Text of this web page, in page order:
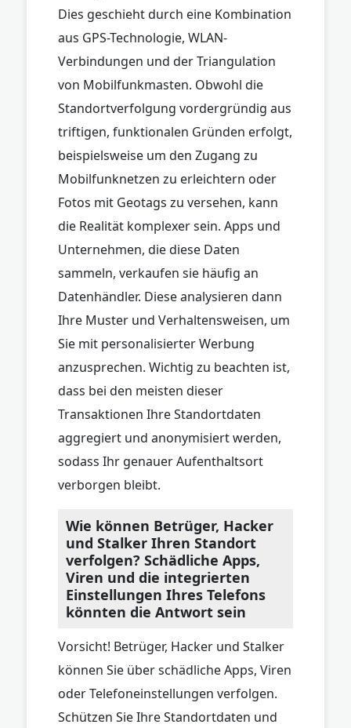
Dies geschieht durch eine Kombination
aus GPS-Technologie, WLAN-
Verbindungen und der Triangulation
von Mobilfunkmasten. Obwohl die
Standortverfolgung vordergründig aus
triftigen, funktionalen Gründen erfolgt,
beispielsweise um den Zugang zu
Mobilfunknetzen zu erleichtern oder
Fotos mit Geotags zu versehen, kann
die Realität komplexer sein. Apps und
Unternehmen, die diese Daten
sammeln, verkaufen sie häufig an
Datenhändler. Diese analysieren dann
Ihre Muster und Verhaltensweisen, um
Sie mit personalisierter Werbung
anzusprechen. Wichtig zu beachten ist,
dass bei den meisten dieser
Transaktionen Ihre Standortdaten
aggregiert und anonymisiert werden,
sodass Ihr genauer Aufenthaltsort
verborgen bleibt.
Wie können Betrüger, Hacker
und Stalker Ihren Standort
verfolgen? Schädliche Apps,
Viren und die integrierten
Einstellungen Ihres Telefons
könnten die Antwort sein
Vorsicht! Betrüger, Hacker und Stalker
können Sie über schädliche Apps, Viren
oder Telefoneinstellungen verfolgen.
Schützen Sie Ihre Standortdaten und